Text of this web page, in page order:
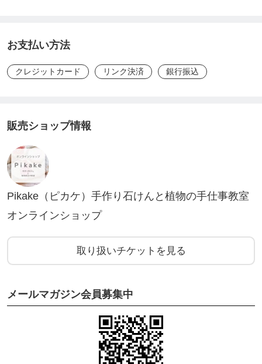
・天然高濃度温泉水（おうちで温泉に入れます）
お得情報をお届け！
[マルシェ参加方法]
1.リアルタイム配信
URLをクリックしてパスワードを入力すれば、ご自
宅などネット環境のあるところならどこでも参加す
お得なお買い物情報をご提供しますので、数量限定
商品などは配信中に売切れになる可能性がありま
す。タブレットやPCで視聴し、携帯で購入できるよ
うにご準備いただくと便利です。
お支払い方法
クレジットカード リンク決済 銀行振込
販売ショップ情報
Pikake（ピカケ）手作り石けんと植物の手仕事教室
オンラインショップ
取り扱いチケットを見る
メールマガジン会員募集中